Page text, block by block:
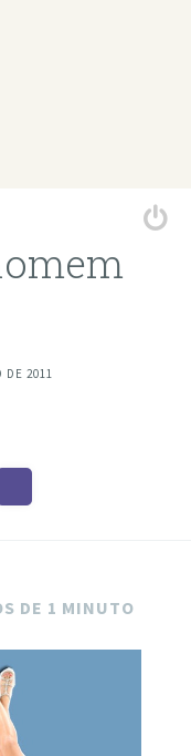
DE 2011
DE 1 MINUTO